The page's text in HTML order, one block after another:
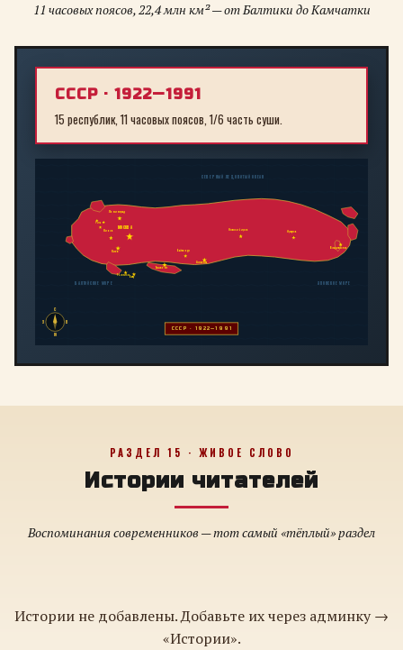
11 часовых поясов, 22,4 млн км² — от Балтики до Камчатки
СССР · 1922—1991
15 республик, 11 часовых поясов, 1/6 часть суши.
МОСКВА
Ленинград
Киев
Минск
Ташкент
Алма-Ата
Байконур
Новосибирск Иркутск
Владивосток
ТбилисиБаку
Рига
С
Ю
З
В
СССР · 1922—1991
БАЛТИЙСКОЕ МОРЕ
СЕВЕРНЫЙ ЛЕДОВИТЫЙ ОКЕАН
ЯПОНСКОЕ МОРЕ
РАЗДЕЛ 15 · ЖИВОЕ СЛОВО
Истории читателей
Воспоминания современников — тот самый «тёплый» раздел
Истории не добавлены. Добавьте их через админку →
«Истории».